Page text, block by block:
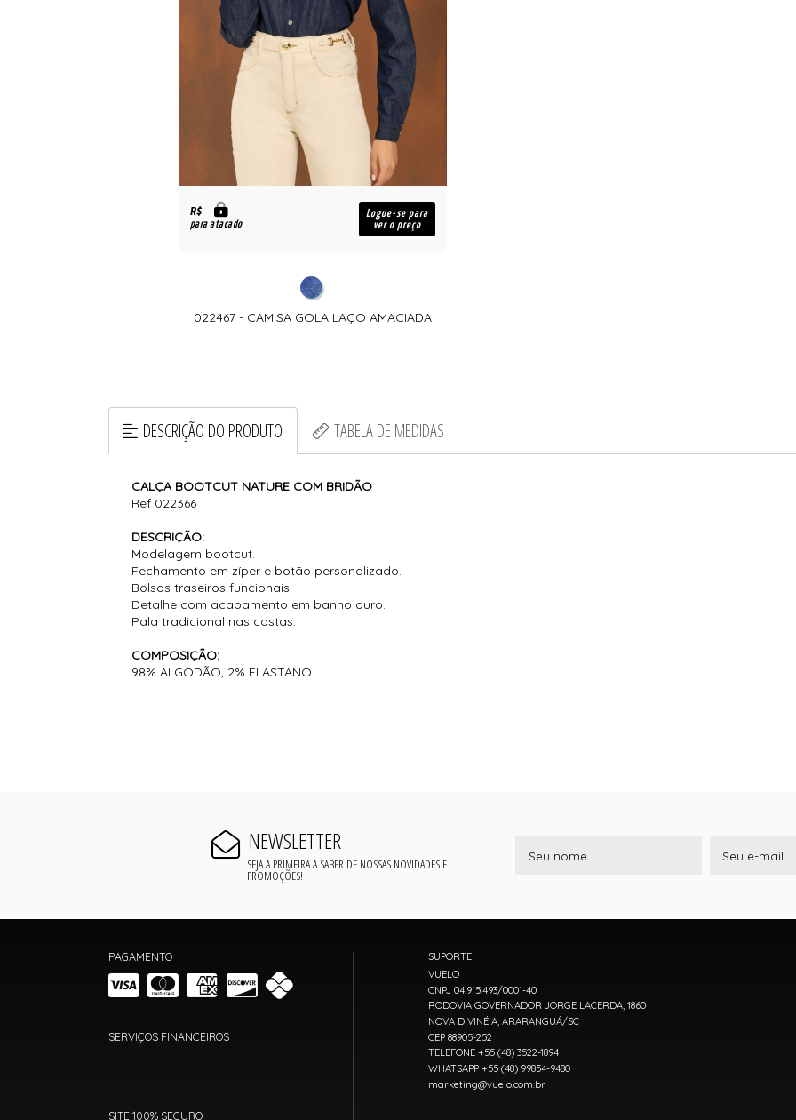
R$
para atacado
Logue-se para
ver o preço
022467 - CAMISA GOLA LAÇO AMACIADA
DESCRIÇÃO DO PRODUTO TABELA DE MEDIDAS
CALÇA BOOTCUT NATURE COM BRIDÃO
Ref 022366
DESCRIÇÃO:
Modelagem bootcut.
Fechamento em zíper e botão personalizado.
Bolsos traseiros funcionais.
Detalhe com acabamento em banho ouro.
Pala tradicional nas costas.
COMPOSIÇÃO:
98% ALGODÃO, 2% ELASTANO.
NEWSLETTER
SEJA A PRIMEIRA A SABER DE NOSSAS NOVIDADES E
PROMOÇÕES!
PAGAMENTO
SERVIÇOS FINANCEIROS
SITE 100% SEGURO
SUPORTE
VUELO
CNPJ 04.915.493/0001-40
RODOVIA GOVERNADOR JORGE LACERDA, 1860
NOVA DIVINÉIA, ARARANGUÁ/SC
CEP 88905-252
TELEFONE +55 (48) 3522-1894
WHATSAPP +55 (48) 99854-9480
marketing@vuelo.com.br